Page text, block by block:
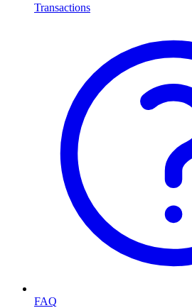
Transactions
FAQ